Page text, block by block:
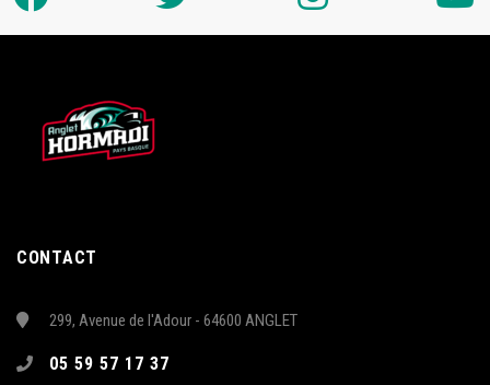
CONTACT
299, Avenue de l'Adour - 64600 ANGLET
05 59 57 17 37